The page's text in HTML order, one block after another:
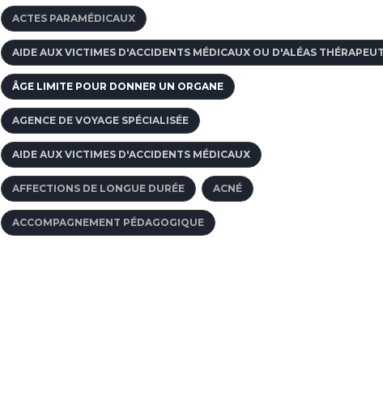
BICAFRES en rupture de
stock : ce...
7 août 2026
Renaloo renouvelle sa
gouvernance pour porter
son...
ACTES PARAMÉDICAUX
AIDE AUX VICTIMES D'ACCIDENTS MÉDICAUX OU D'ALÉAS
ÂGE LIMITE POUR DONNER UN ORGANE
AGENCE DE VOYAGE SPÉCIALISÉE
AIDE AUX VICTIMES D'ACCIDENTS MÉDICAUX
AFFECTIONS DE LONGUE DURÉE ACNÉ
ACCOMPAGNEMENT PÉDAGOGIQUE